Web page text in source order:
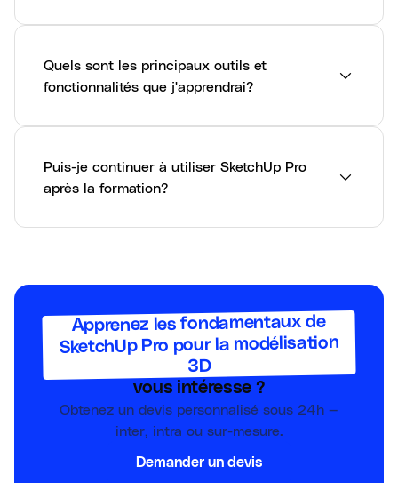
Quels sont les principaux outils et
fonctionnalités que j'apprendrai?
Puis-je continuer à utiliser SketchUp Pro
après la formation?
Apprenez les fondamentaux de
SketchUp Pro pour la modélisation
3D
vous intéresse ?
Obtenez un devis personnalisé sous 24h —
inter, intra ou sur-mesure.
Demander un devis